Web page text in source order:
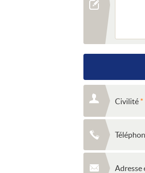
Civilité
Adresse